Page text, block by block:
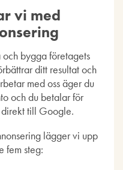
vi med
bygga företagets
ditt resultat och
med oss äger du
och du betalar för
direkt till Google.
lägger vi upp
fem steg: